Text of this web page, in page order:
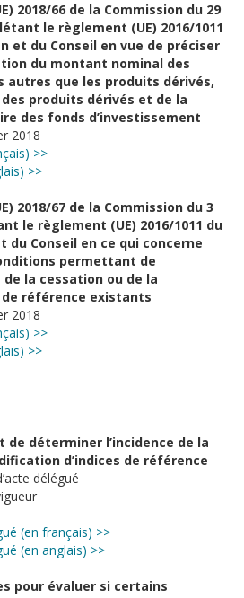
2018/66 de la Commission du 29
le règlement (UE) 2016/1011
et du Conseil en vue de préciser
du montant nominal des
que les produits dérivés,
produits dérivés et de la
des fonds d’investissement
2018
>>
>>
2018/67 de la Commission du 3
le règlement (UE) 2016/1011 du
du Conseil en ce qui concerne
permettant de
la cessation ou de la
référence existants
2018
>>
>>
déterminer l’incidence de la
d’indices de référence
délégué
(en français) >>
(en anglais) >>
pour évaluer si certains